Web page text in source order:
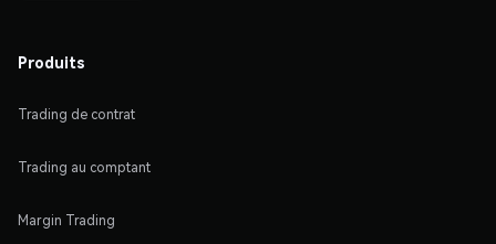
Produits
Trading de contrat
Trading au comptant
Margin Trading